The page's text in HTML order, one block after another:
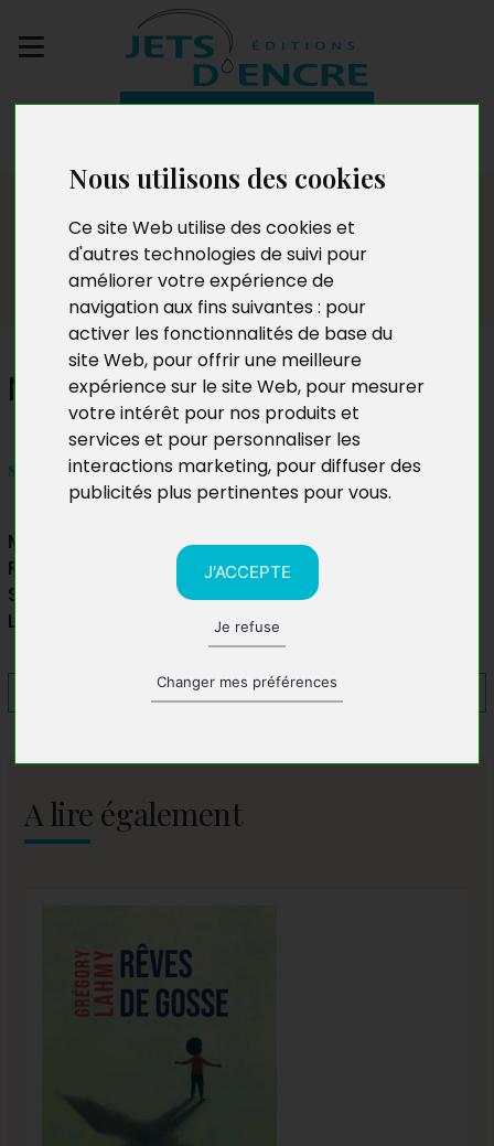
Nous utilisons des cookies
Ce site Web utilise des cookies et
d'autres technologies de suivi pour
améliorer votre expérience de
navigation aux fins suivantes : pour
activer les fonctionnalités de base du
site Web, pour offrir une meilleure
expérience sur le site Web, pour mesurer
votre intérêt pour nos produits et
services et pour personnaliser les
interactions marketing, pour diffuser des
publicités plus pertinentes pour vous.
J'ACCEPTE
Je refuse
Changer mes préférences
Dédicaces
Nancy Sanguin
samedi 04 novembre de 14h à 15h
Médiathèque Baguett'
Rue Waldeck Rousseau
Saint-Leu 97436
La Réunion
A lire également